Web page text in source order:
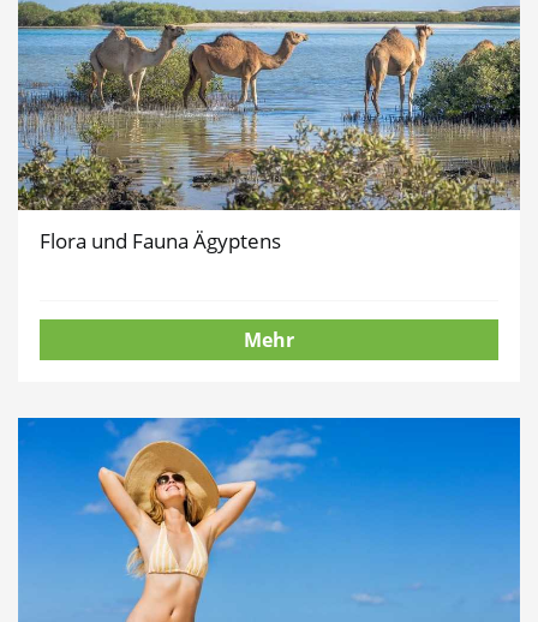
Flora und Fauna Ägyptens
Mehr